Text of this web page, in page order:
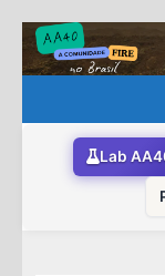
Skip
to
Lab